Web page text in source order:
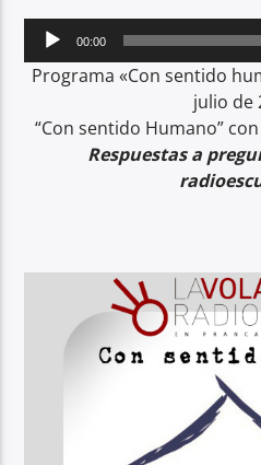
Reproductor
de
audio
00:00
Programa «Con sentido
julio de
“Con sentido Humano”
Respuestas a